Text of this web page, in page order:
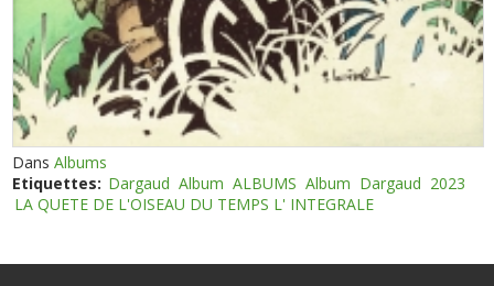
DansAlbums
Etiquettes: Dargaud Album ALBUMS Album Dargaud 2023
LA QUETE DE L'OISEAU DU TEMPS L' INTEGRALE